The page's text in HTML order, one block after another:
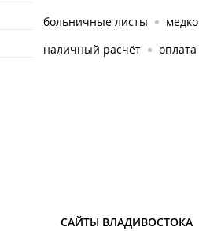
больничные листы
наличный расчёт
САЙТЫ ВЛАДИВОСТОКА